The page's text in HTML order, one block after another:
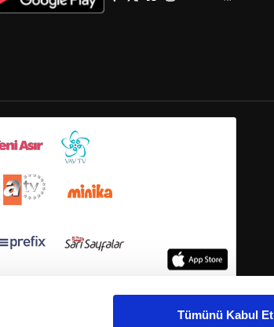
Tümünü Kabul Et